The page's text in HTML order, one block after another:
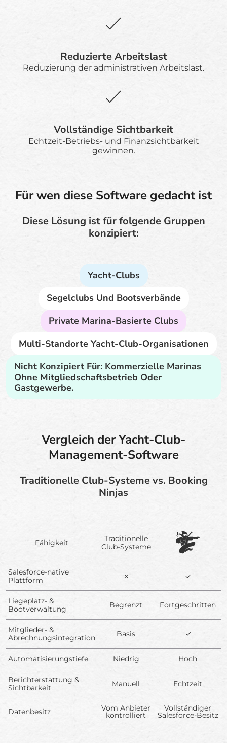
Reduzierte Arbeitslast
Reduzierung der administrativen Arbeitslast.
Vollständige Sichtbarkeit
Echtzeit-Betriebs- und Finanzsichtbarkeit
gewinnen.
Für wen diese Software gedacht ist
Diese Lösung ist für folgende Gruppen
konzipiert:
Yacht-Clubs
Segelclubs Und Bootsverbände
Private Marina-Basierte Clubs
Multi-Standorte Yacht-Club-Organisationen
Nicht Konzipiert Für: Kommerzielle Marinas
Ohne Mitgliedschaftsbetrieb Oder
Gastgewerbe.
Vergleich der Yacht-Club-
Management-Software
Traditionelle Club-Systeme vs. Booking
Ninjas
Fähigkeit
Traditionelle
Club-Systeme
Salesforce-native
Plattform
✗ ✓
Liegeplatz- &
Bootverwaltung
Begrenzt Fortgeschritten
Mitglieder- &
Abrechnungsintegration
Basis ✓
Automatisierungstiefe Niedrig Hoch
Berichterstattung &
Sichtbarkeit
Manuell Echtzeit
Datenbesitz Vom Anbieter
kontrolliert
Vollständiger
Salesforce-Besitz